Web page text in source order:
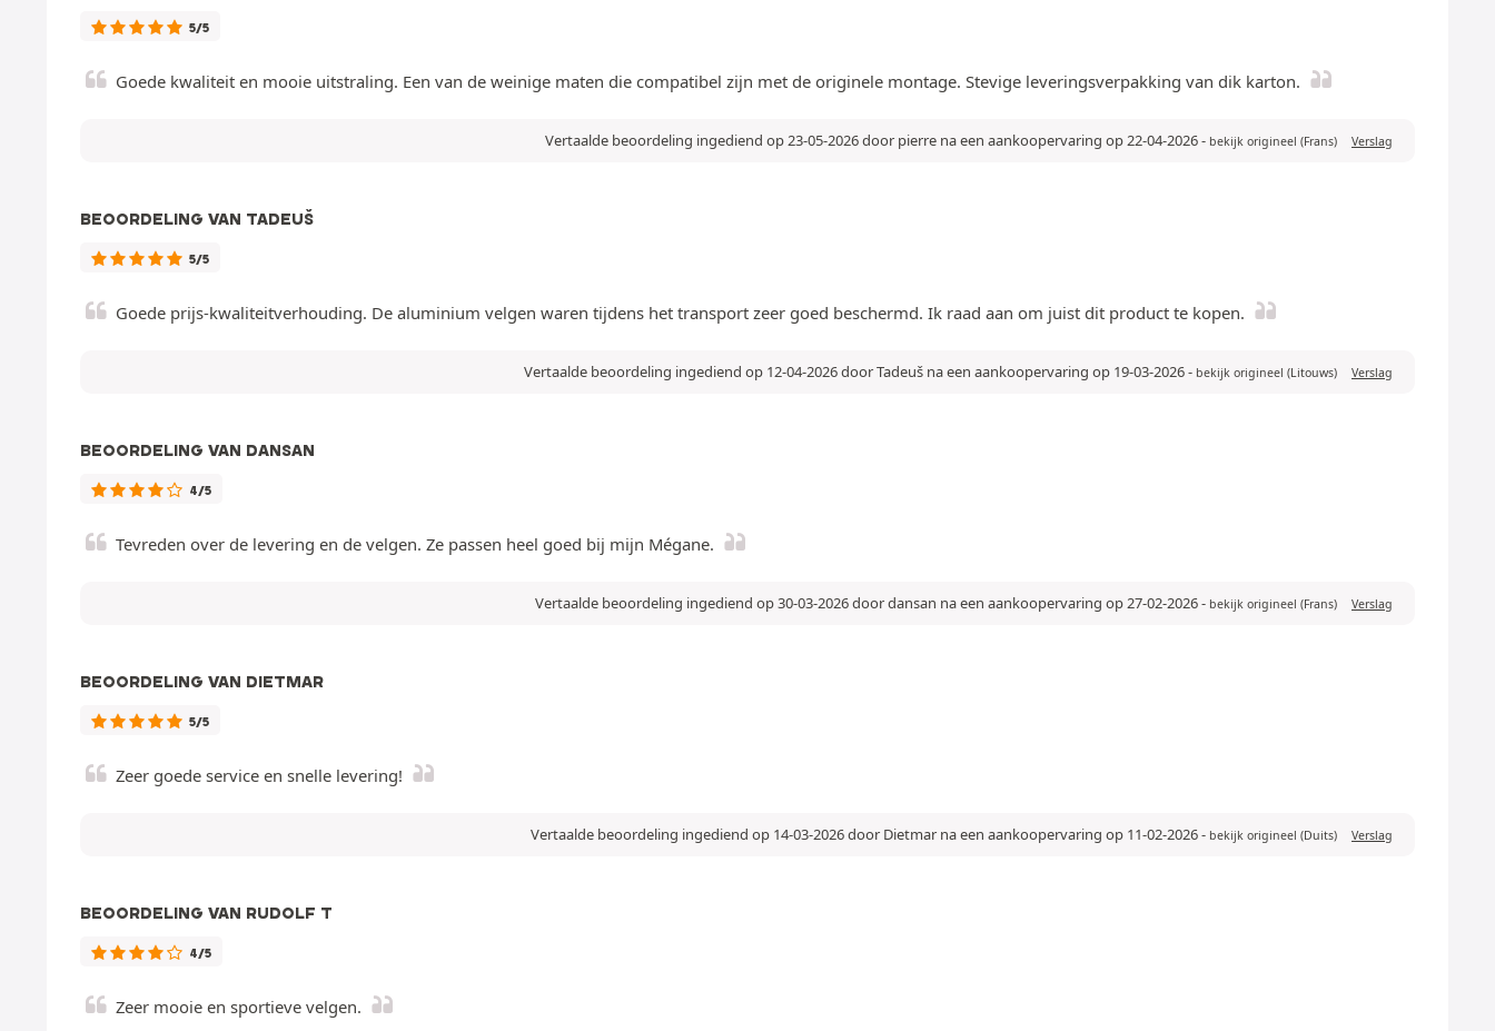
5/5
Goede kwaliteit en mooie uitstraling. Een van de weinige maten die compatibel zijn met de originele montage. Stevige leveringsverpakking van dik karton.
Vertaalde beoordeling ingediend op 23-05-2026 door pierre na een aankoopervaring op 22-04-2026- bekijk origineel (Frans) Verslag
BEOORDELING VAN TADEUŠ
5/5
Goede prijs-kwaliteitverhouding. De aluminium velgen waren tijdens het transport zeer goed beschermd. Ik raad aan om juist dit product te kopen.
Vertaalde beoordeling ingediend op 12-04-2026 door Tadeuš na een aankoopervaring op 19-03-2026- bekijk origineel (Litouws) Verslag
BEOORDELING VAN DANSAN
4/5
Tevreden over de levering en de velgen. Ze passen heel goed bij mijn Mégane.
Vertaalde beoordeling ingediend op 30-03-2026 door dansan na een aankoopervaring op 27-02-2026- bekijk origineel (Frans) Verslag
BEOORDELING VAN DIETMAR
5/5
Zeer goede service en snelle levering!
Vertaalde beoordeling ingediend op 14-03-2026 door Dietmar na een aankoopervaring op 11-02-2026- bekijk origineel (Duits) Verslag
BEOORDELING VAN RUDOLF T
4/5
Zeer mooie en sportieve velgen.